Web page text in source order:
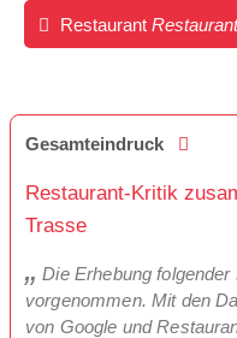
Restaurant
Gesamteindruck
Restaurant-Kritik
Trasse
Die Erhebung
vorgenommen. Mit den
von Google und